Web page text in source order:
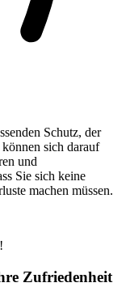
Schutz, der
sich darauf
und
Sie sich keine
machen müssen.
Zufriedenheit